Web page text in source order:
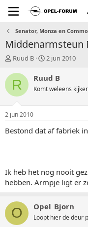
Senator, Monza en
Middenarmsteun
T
p
a
r
Ruud B
S
a
t
u
2 jun 2010
R Ruud B
Komt weleens
2 jun 2010
Bestond dat af fabriek
Ik heb het nog nooit
hebben. Armpje ligt er
O Opel_Bjorn
Loopt hier de deur